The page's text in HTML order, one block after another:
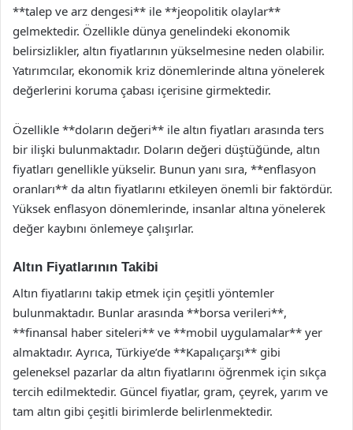
**talep ve arz dengesi** ile **jeopolitik olaylar**
gelmektedir. Özellikle dünya genelindeki ekonomik
belirsizlikler, altın fiyatlarının yükselmesine neden olabilir.
Yatırımcılar, ekonomik kriz dönemlerinde altına yönelerek
değerlerini koruma çabası içerisine girmektedir.
Özellikle **doların değeri** ile altın fiyatları arasında ters
bir ilişki bulunmaktadır. Doların değeri düştüğünde, altın
fiyatları genellikle yükselir. Bunun yanı sıra, **enflasyon
oranları** da altın fiyatlarını etkileyen önemli bir faktördür.
Yüksek enflasyon dönemlerinde, insanlar altına yönelerek
değer kaybını önlemeye çalışırlar.
Altın Fiyatlarının Takibi
Altın fiyatlarını takip etmek için çeşitli yöntemler
bulunmaktadır. Bunlar arasında **borsa verileri**,
**finansal haber siteleri** ve **mobil uygulamalar** yer
almaktadır. Ayrıca, Türkiye’de **Kapalıçarşı** gibi
geleneksel pazarlar da altın fiyatlarını öğrenmek için sıkça
tercih edilmektedir. Güncel fiyatlar, gram, çeyrek, yarım ve
tam altın gibi çeşitli birimlerde belirlenmektedir.